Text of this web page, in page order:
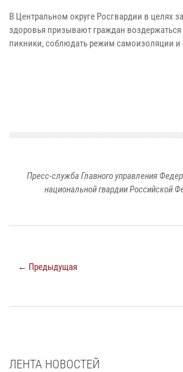
В Центральном округе Росгвардии в целях
здоровья призывают граждан
пикники, соблюдать режим самоизоляции и
Пресс-служба Главного управления
национальной гвардии Российской
← Предыдущая
ЛЕНТА НОВОСТЕЙ